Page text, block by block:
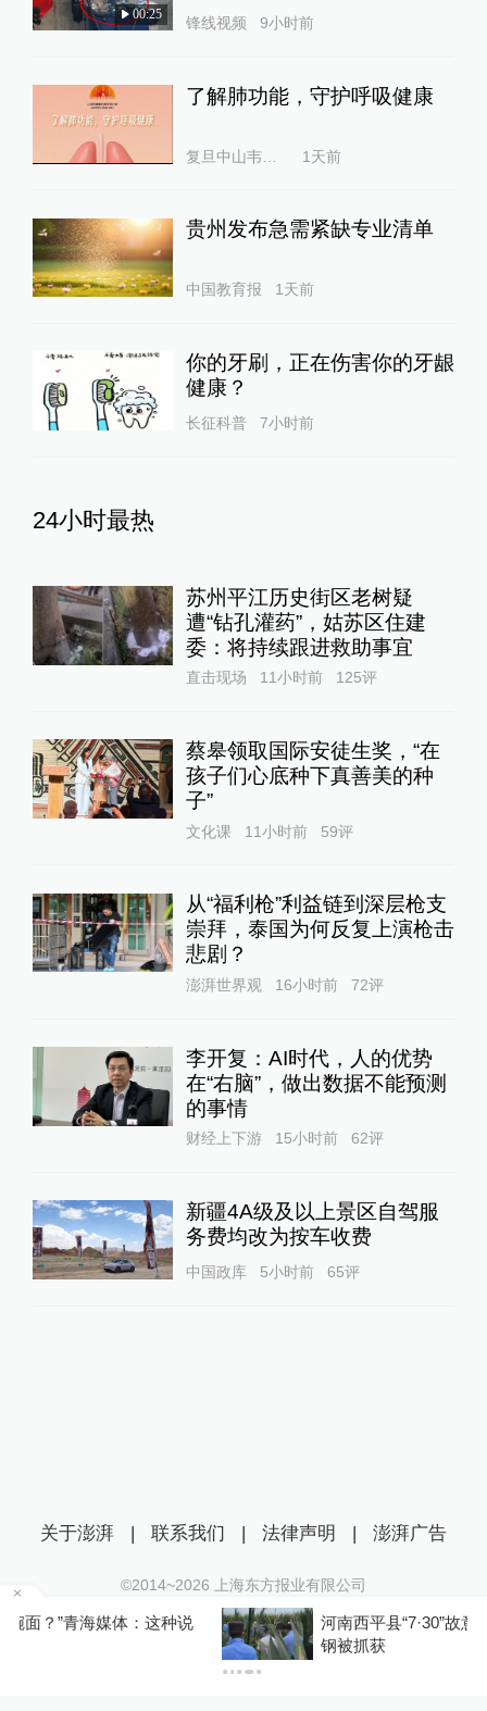
00:25 锋线视频 9小时前
了解肺功能，守护呼吸健康
1天前
贵州发布急需紧缺专业清单
中国教育报 1天前
你的牙刷，正在伤害你的牙龈
健康？
长征科普 7小时前
24小时最热
苏州平江历史街区老树疑
遭“钻孔灌药”，姑苏区住建
委：将持续跟进救助事宜
直击现场 11小时前 125评
蔡皋领取国际安徒生奖，“在
孩子们心底种下真善美的种
子”
文化课 11小时前 59评
从“福利枪”利益链到深层枪支
崇拜，泰国为何反复上演枪击
悲剧？
澎湃世界观 16小时前 72评
李开复：AI时代，人的优势
在“右脑”，做出数据不能预测
的事情
财经上下游 15小时前 62评
新疆4A级及以上景区自驾服
务费均改为按车收费
中国政库 5小时前 65评
河南西平县“7·30”故意伤害案件犯罪嫌疑人夏某
关于澎湃 | 联系我们 | 法律声明 | 澎湃广告
©2014~2026 上海东方报业有限公司
沪ICP证：沪B2-20170116 | 沪ICP备14003370号
互联网新闻信息服务许可证：31120170006
沪公网安备 31010602000299号